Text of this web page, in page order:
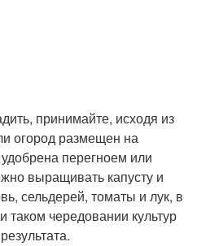
принимайте, исходя из
огород размещен на
перегноем или
выращивать капусту и
сельдерей, томаты и лук, в
таком чередовании культур